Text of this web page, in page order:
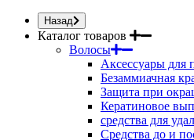
Назад
Каталог товаров
Волосы
Аксессуары для
Безаммиачная
Защита при
Кератиновое
средства для
Средства до и